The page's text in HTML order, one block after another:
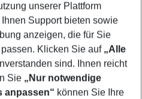
filter
unserer Plattform
Support bieten sowie
anzeigen, die für Sie
Klicken Sie auf „Alle
sind. Ihnen reicht
Sie „Nur notwendige
anpassen“ können Sie Ihre